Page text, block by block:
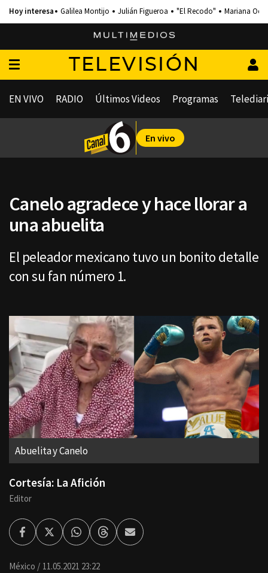
Galilea Montijo Julián Figueroa "El Recodo" Mariana
TELEVISIÓN
EN VIVO RADIO Últimos Videos Programas
En vivo
Canelo agradece y hace llorar a
una abuelita
El peleador mexicano tuvo un bonito detalle
con su fan número 1.
Abuelita y Canelo
Cortesía: La Afición
Editor
FacebookTwitterWhatsappThreadsEnviar
por
México 11.05.2021 23:22